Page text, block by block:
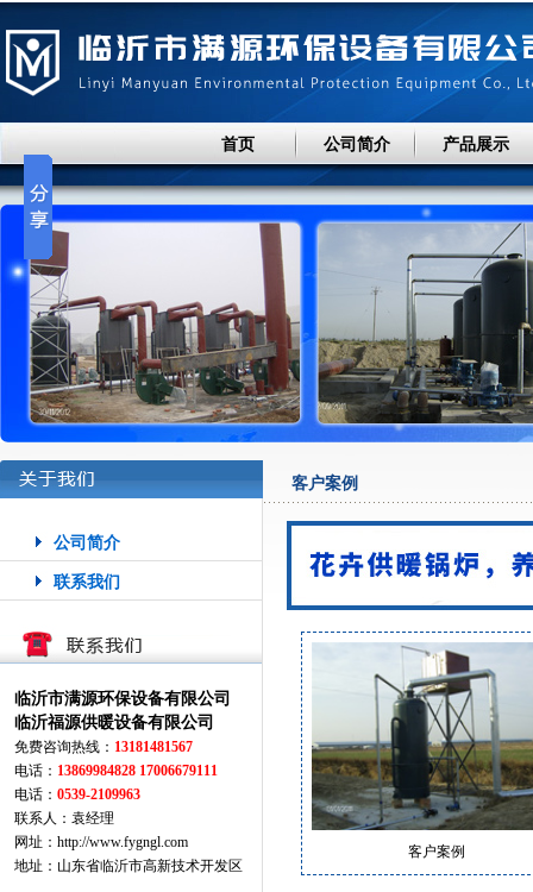
首页 公司简介 产品展示
公司简介
联系我们
临沂市满源环保设备有限公司
临沂福源供暖设备有限公司
免费咨询热线： 13181481567
电话： 13869984828 17006679111
电话：0539-2109963
联系人：袁经理
网址：http://www.fygngl.com
地址：山东省临沂市高新技术开发区
客户案例
客户案例